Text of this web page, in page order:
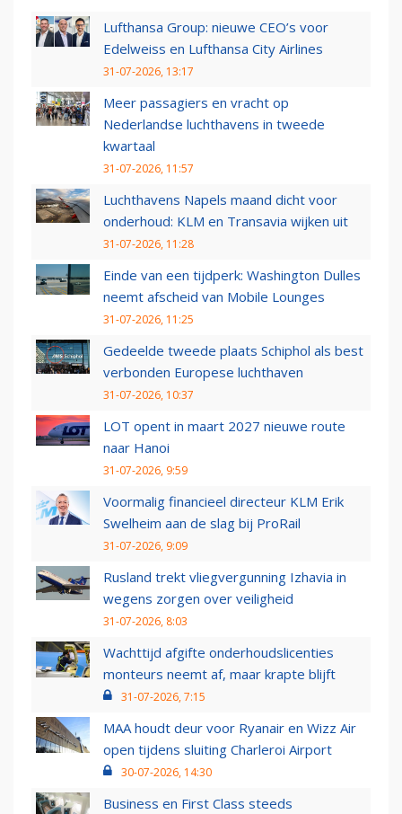
Lufthansa Group: nieuwe CEO’s voor
Edelweiss en Lufthansa City Airlines
31-07-2026, 13:17
Meer passagiers en vracht op
Nederlandse luchthavens in tweede
kwartaal
31-07-2026, 11:57
Luchthavens Napels maand dicht voor
onderhoud: KLM en Transavia wijken uit
31-07-2026, 11:28
Einde van een tijdperk: Washington Dulles
neemt afscheid van Mobile Lounges
31-07-2026, 11:25
Gedeelde tweede plaats Schiphol als best
verbonden Europese luchthaven
31-07-2026, 10:37
LOT opent in maart 2027 nieuwe route
naar Hanoi
31-07-2026, 9:59
Voormalig financieel directeur KLM Erik
Swelheim aan de slag bij ProRail
31-07-2026, 9:09
Rusland trekt vliegvergunning Izhavia in
wegens zorgen over veiligheid
31-07-2026, 8:03
Wachttijd afgifte onderhoudslicenties
monteurs neemt af, maar krapte blijft
31-07-2026, 7:15
MAA houdt deur voor Ryanair en Wizz Air
open tijdens sluiting Charleroi Airport
30-07-2026, 14:30
Business en First Class steeds